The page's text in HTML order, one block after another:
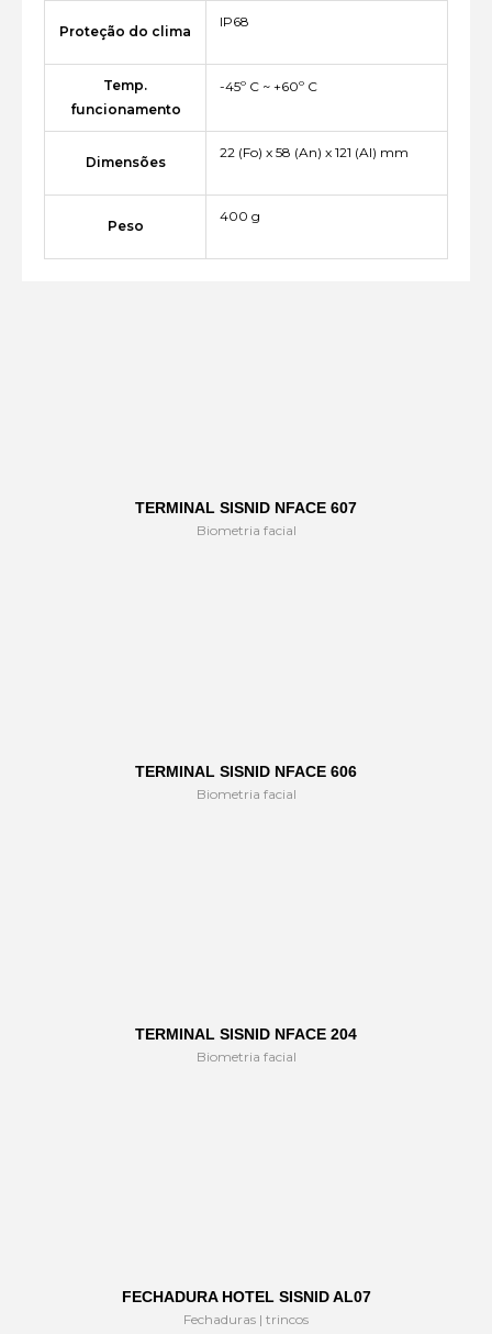
Proteção do clima
IP68
Temp.
funcionamento
-45º C ~ +60º C
Dimensões
22 (Fo) x 58 (An) x 121 (Al) mm
Peso
400 g
TERMINAL SISNID NFACE 607
Biometria facial
TERMINAL SISNID NFACE 606
Biometria facial
TERMINAL SISNID NFACE 204
Biometria facial
FECHADURA HOTEL SISNID AL07
Fechaduras | trincos